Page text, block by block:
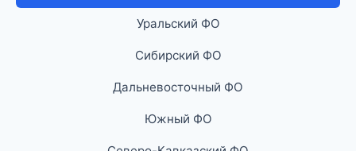
Уральский ФО
Сибирский ФО
Дальневосточный ФО
Южный ФО